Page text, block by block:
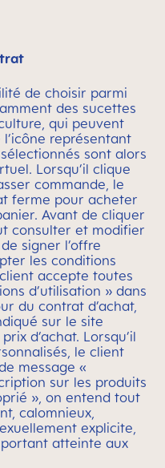
de choisir parmi
des sucettes
qui peuvent
représentant
sont alors
Lorsqu’il clique
commande, le
ferme pour acheter
Avant de cliquer
consulter et modifier
signer l’offre
les conditions
accepte toutes
d’utilisation » dans
du contrat d’achat,
sur le site
d’achat. Lorsqu’il
le client
message «
sur les produits
», on entend tout
calomnieux,
explicite,
atteinte aux